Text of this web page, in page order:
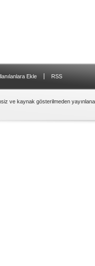
Ekle RSS
ve kaynak gösterilmeden